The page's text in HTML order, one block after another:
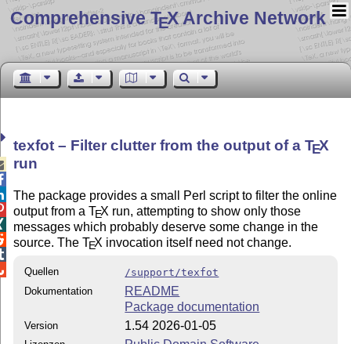
Comprehensive TEX Archive Network
texfot – Filter clutter from the output of aTEX
run
The package provides a small Perl script to filter the online
output from aTEX run, attempting to show only those
messages which probably deserve some change in the
source. TheTEX invocation itself need not change.
Quellen
/support/texfot
Dokumentation
README
Package documentation
Version 1.54 2026-01-05